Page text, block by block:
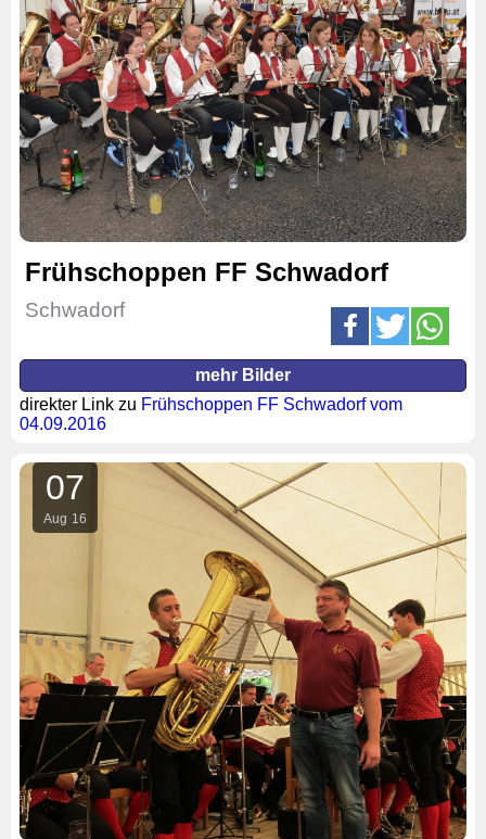
Frühschoppen FF Schwadorf
Schwadorf
mehr Bilder
direkter Link zu Frühschoppen FF Schwadorf vom
04.09.2016
07
Aug 16